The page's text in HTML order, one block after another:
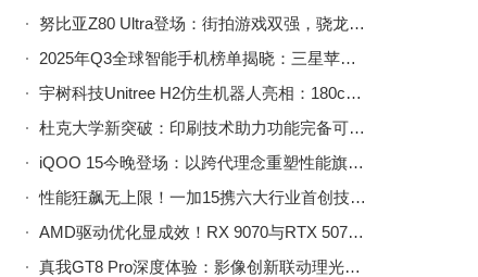
努比亚Z80 Ultra登场：街拍游戏双强，骁龙8至尊版助力开启新体验
2025年Q3全球智能手机榜单揭晓：三星苹果稳居前二，传音成最大黑马
宇树科技Unitree H2仿生机器人亮相：180cm身高70kg体重，探索服务新可能
杜克大学新突破：印刷技术助力功能完备可回收电子产品问世
iQOO 15今晚登场：以跨代理念重塑性能旗舰，带来极致体验盛宴
性能狂飙无上限！一加15携六大行业首创技术震撼登场
AMD驱动优化显成效！RX 9070与RTX 5070实测对比，性能差距扩大至13%
真我GT8 Pro深度体验：影像创新联动理光GR，性能越级再升级